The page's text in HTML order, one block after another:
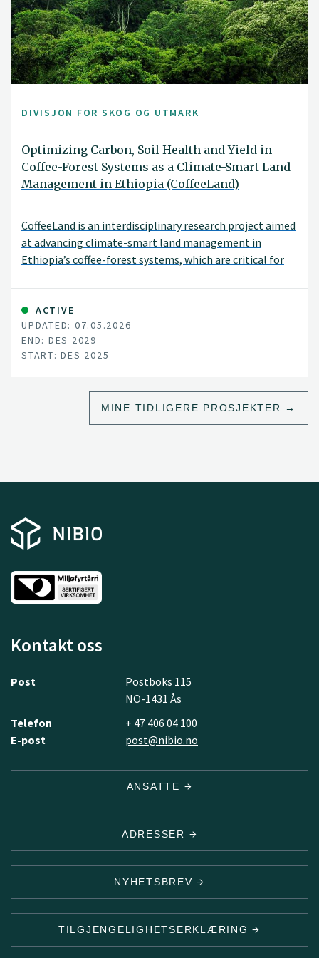
DIVISJON FOR SKOG OG UTMARK
Optimizing Carbon, Soil Health and Yield in
Coffee-Forest Systems as a Climate-Smart Land
Management in Ethiopia (CoffeeLand)
CoffeeLand is an interdisciplinary research project aimed
at advancing climate-smart land management in
Ethiopia’s coffee-forest systems, which are critical for
genetic resources. These systems support millions of
smallholder farmers but are increasingly threatened by
climate change, land-use pressure, and declining
productivity.
ACTIVE
UPDATED: 07.05.2026
END: DES 2029
START: DES 2025
MINE TIDLIGERE PROSJEKTER
Kontakt oss
Post
Postboks 115
NO-1431 Ås
Telefon
+ 47 406 04 100
E-post
post@nibio.no
ANSATTE
ADRESSER
NYHETSBREV
TILGJENGELIGHETSERKLÆRING